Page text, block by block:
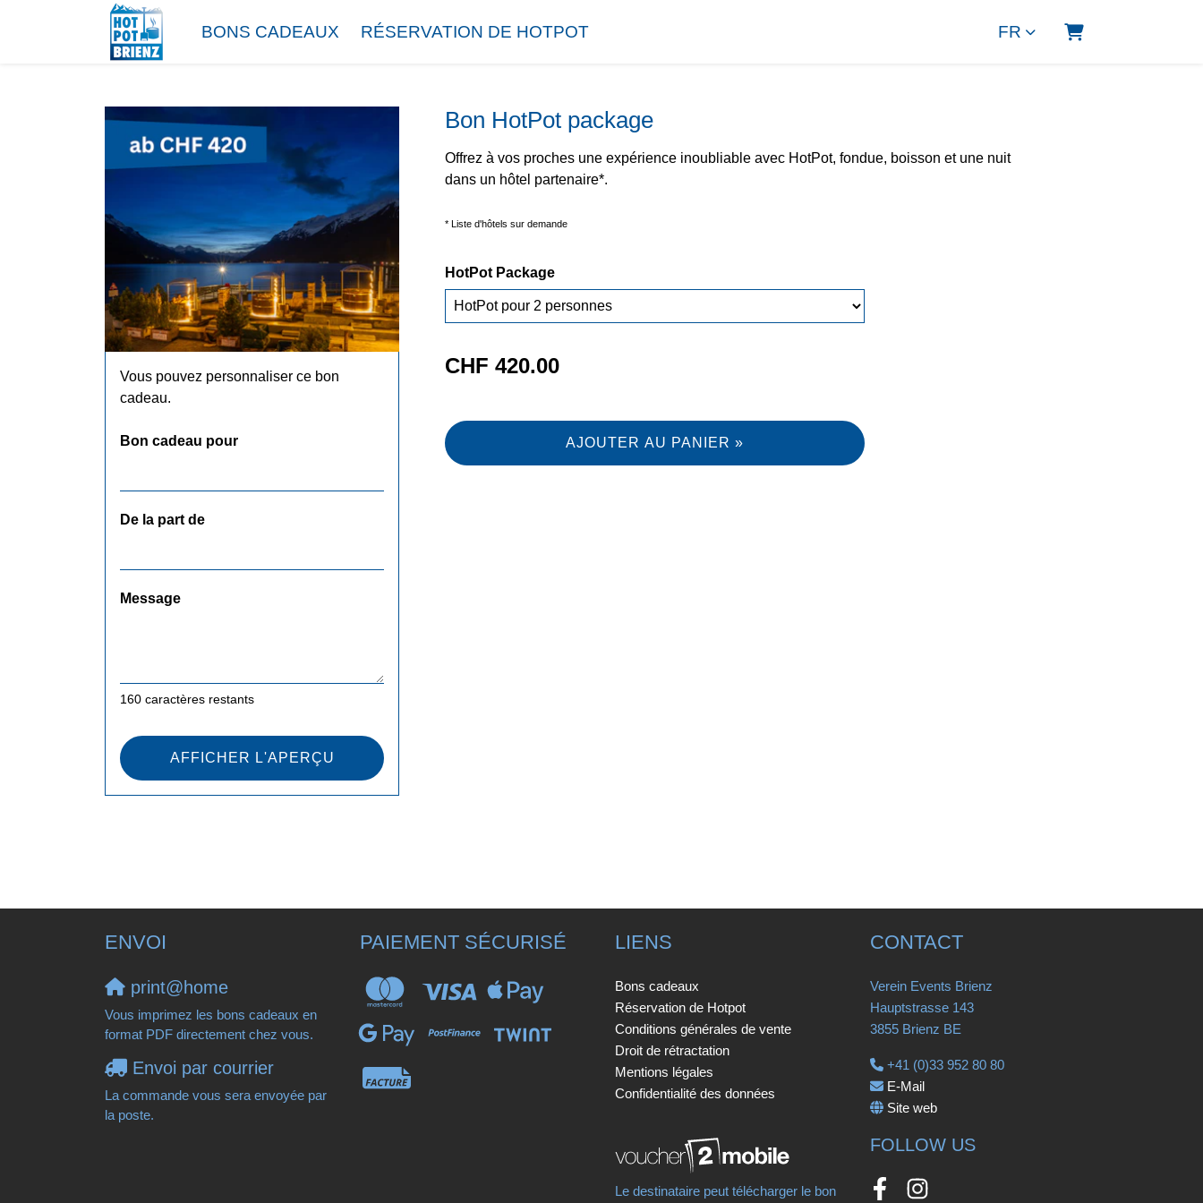
BONS CADEAUX RÉSERVATION DE HOTPOT FR
PANIER
Vous pouvez personnaliser ce bon
cadeau.
Bon cadeau pour
De la part de
Message
160 caractères restants
AFFICHER L'APERÇU
Bon HotPot package
Offrez à vos proches une expérience inoubliable avec HotPot, fondue, boisson et une nuit
dans un hôtel partenaire*.
* Liste d'hôtels sur demande
HotPot Package
CHF 420.00
AJOUTER AU PANIER »
ENVOI
print@home
Vous imprimez les bons cadeaux en
format PDF directement chez vous.
Envoi par courrier
La commande vous sera envoyée par
la poste.
PAIEMENT SÉCURISÉ LIENS
Bons cadeaux
Réservation de Hotpot
Conditions générales de vente
Droit de rétractation
Mentions légales
Confidentialité des données
Le destinataire peut télécharger le bon
CONTACT
Verein Events Brienz
Hauptstrasse 143
3855 Brienz BE
+41 (0)33 952 80 80
E-Mail
Site web
FOLLOW US
FacebookInstagram